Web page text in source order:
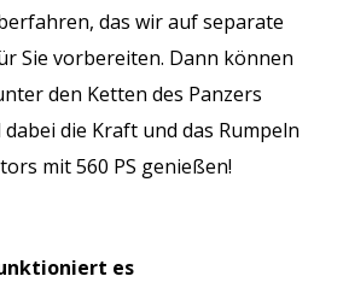
das wir auf separate
Sie vorbereiten. Dann können
den Ketten des Panzers
die Kraft und das Rumpeln
mit 560 PS genießen!
es